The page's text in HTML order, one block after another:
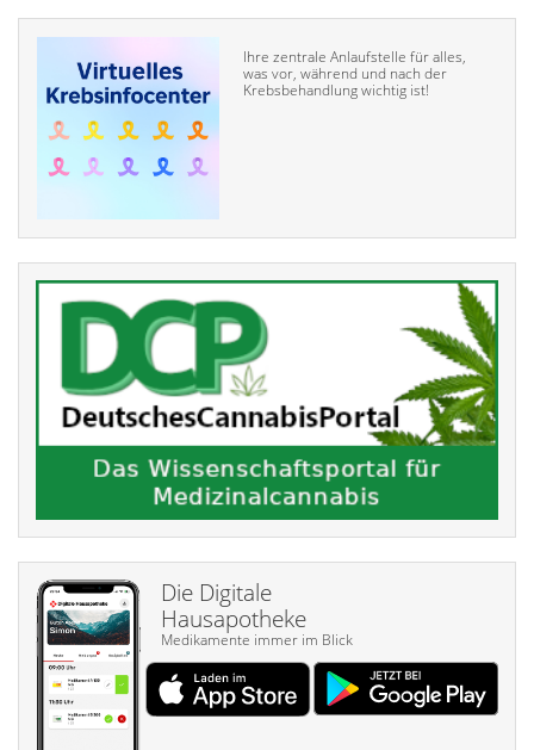
Ihre zentrale Anlaufstelle für alles,
was vor, während und nach der
Krebsbehandlung wichtig ist!
Die Digitale
Hausapotheke
Medikamente immer im Blick